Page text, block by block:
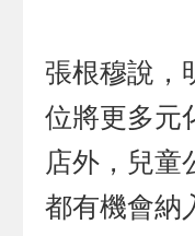
張根穆說，
位將更多元
店外，兒童
都有機會納